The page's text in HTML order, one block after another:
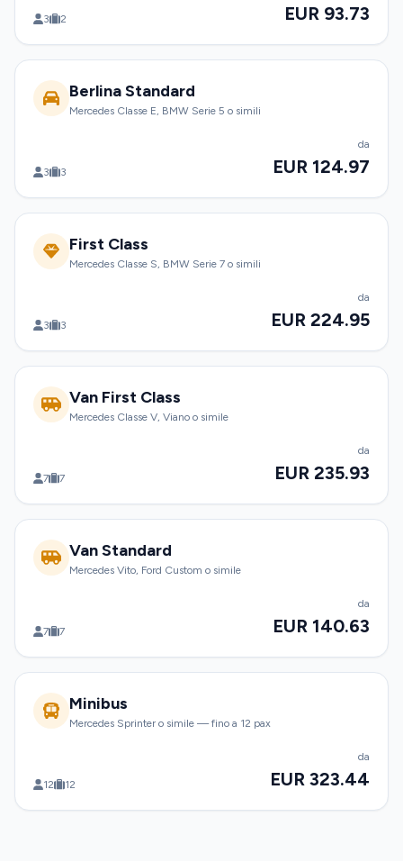
3 2 EUR 93.73
Berlina Standard
Mercedes Classe E, BMW Serie 5 o simili
3 3
da
EUR 124.97
First Class
Mercedes Classe S, BMW Serie 7 o simili
3 3
da
EUR 224.95
Van First Class
Mercedes Classe V, Viano o simile
7 7
da
EUR 235.93
Van Standard
Mercedes Vito, Ford Custom o simile
7 7
da
EUR 140.63
Minibus
Mercedes Sprinter o simile — fino a 12 pax
12 12
da
EUR 323.44